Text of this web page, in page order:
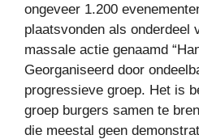
ongeveer 1.200
plaatsvonden als onderdeel
massale actie genaamd
Georganiseerd door
progressieve groep. Het is
groep burgers samen te
die meestal geen